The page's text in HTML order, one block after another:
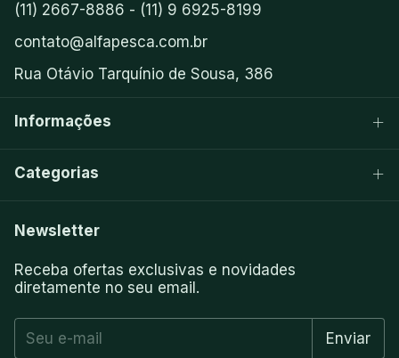
(11) 2667-8886 - (11) 9 6925-8199
contato@alfapesca.com.br
Rua Otávio Tarquínio de Sousa, 386
Informações
Categorias
Newsletter
Receba ofertas exclusivas e novidades
diretamente no seu email.